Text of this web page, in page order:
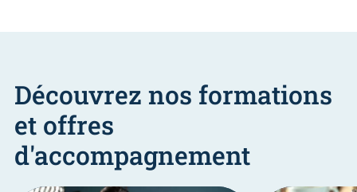
Découvrez nos formations
et offres
d'accompagnement